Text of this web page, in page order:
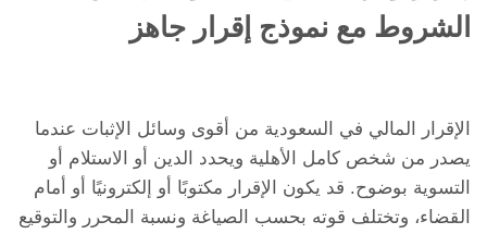
الشروط مع نموذج إقرار جاهز
الإقرار المالي في السعودية من أقوى وسائل الإثبات عندما
يصدر من شخص كامل الأهلية ويحدد الدين أو الاستلام أو
التسوية بوضوح. قد يكون الإقرار مكتوبًا أو إلكترونيًا أو أمام
القضاء، وتختلف قوته بحسب الصياغة ونسبة المحرر والتوقيع